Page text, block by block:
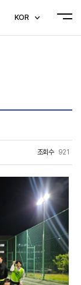
KOR
조회수 921